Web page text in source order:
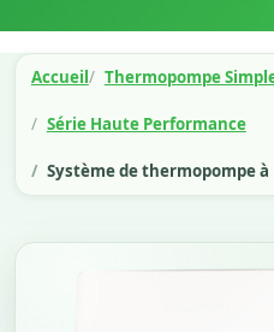
Accueil Thermopompe
Série Haute Performance
Système de thermopompe